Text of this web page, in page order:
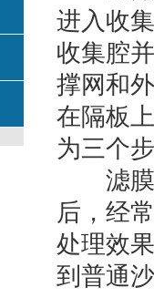
进入收
收集腔
撑网和
在隔板
为三个
滤膜
后，经
处理效
到普通